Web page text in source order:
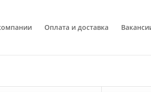
Оплата и доставка